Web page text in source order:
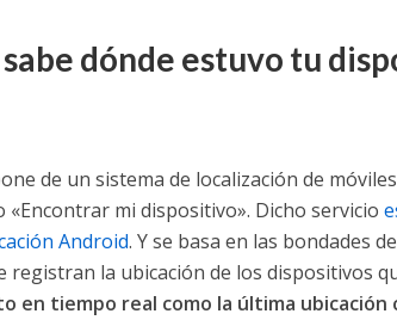
dónde estuvo tu
de un sistema de localización de
«Encontrar mi dispositivo». Dicho servicio
Android. Y se basa en las bondades
registran la ubicación de los dispositivos
en tiempo real como la última ubicación